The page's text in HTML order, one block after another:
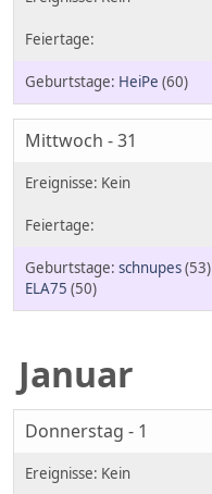
HeiPe (60)
Mittwoch - 31
schnupes(53)
ELA75 (50)
Januar
Donnerstag - 1